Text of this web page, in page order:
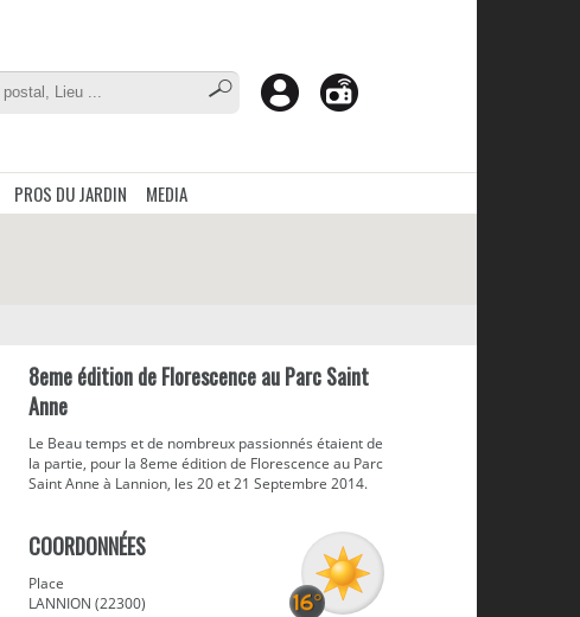
PROS DU JARDIN MEDIA
8eme édition de Florescence au Parc Saint
Anne
Le Beau temps et de nombreux passionnés étaient de
la partie, pour la 8eme édition de Florescence au Parc
Saint Anne à Lannion, les 20 et 21 Septembre 2014.
COORDONNÉES
Place
LANNION (22300)